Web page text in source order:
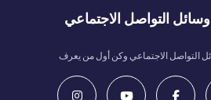
التواصل الاجتماعي